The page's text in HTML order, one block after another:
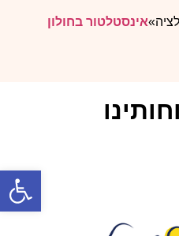
»אינסטלטור בחולון
פתח